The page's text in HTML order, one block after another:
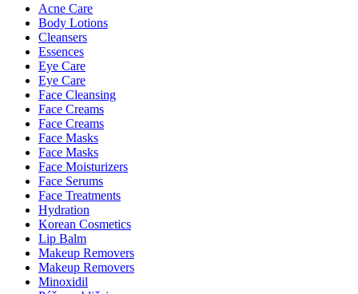
Acne Care
Body Lotions
Cleansers
Essences
Eye Care
Eye Care
Face Cleansing
Face Creams
Face Creams
Face Masks
Face Masks
Face Moisturizers
Face Serums
Face Treatments
Hydration
Korean Cosmetics
Lip Balm
Makeup Removers
Makeup Removers
Minoxidil